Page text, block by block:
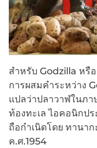
สำหรับ Godzilla หรื
การผสมคำระหว่าง
แปลว่าปลาวาฬในภ
ท้องทะเล ไอคอนิกป
ถือกำเนิดโดย ทานา
ค.ศ.1954